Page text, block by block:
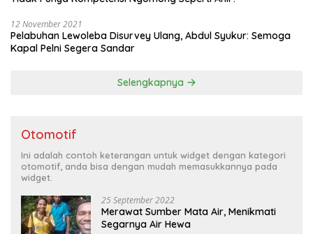
12 November 2021
Pelabuhan Lewoleba Disurvey Ulang, Abdul Syukur: Semoga
Kapal Pelni Segera Sandar
Selengkapnya
Otomotif
Ini adalah contoh keterangan untuk widget dengan kategori
otomotif, anda bisa dengan mudah memasukkannya pada
widget.
25 September 2022
Merawat Sumber Mata Air, Menikmati
Segarnya Air Hewa